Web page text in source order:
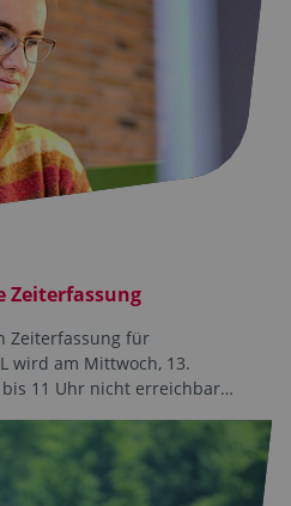
Zeiterfassung
Zeiterfassung für
wird am Mittwoch, 13.
11 Uhr nicht erreichbar…